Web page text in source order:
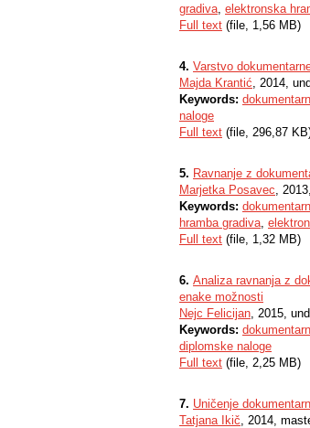
gradiva, elektronska
Full text (file, 1,56 MB)
4. Varstvo
Majda Krantić, 2014,
Keywords:
naloge
Full text (file, 296,87
5. Ravnanje z
Marjetka Posavec,
Keywords:
hramba gradiva,
Full text (file, 1,32 MB)
6. Analiza ravnanja z
enake možnosti
Nejc Felicijan, 2015,
Keywords:
diplomske naloge
Full text (file, 2,25 MB)
7. Uničenje
Tatjana Ikič, 2014,